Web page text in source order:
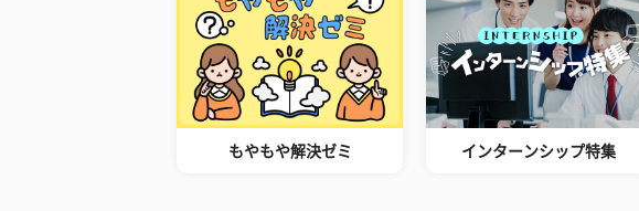
もやもや解決ゼミ インターンシップ特集